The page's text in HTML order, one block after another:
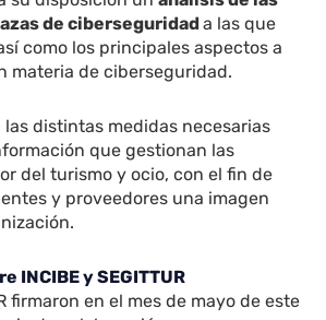
de ciberseguridada las que
como los principales aspectos a
materia de ciberseguridad.
distintas medidas necesarias
que gestionan las
del turismo y ocio, con el fin de
y proveedores una imagen
INCIBE y SEGITTUR
firmaron en el mes de mayo de este